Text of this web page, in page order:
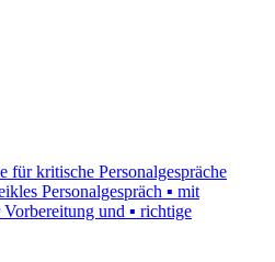
für kritische Personalgespräche
Personalgespräch ▪ mit
und ▪ richtige